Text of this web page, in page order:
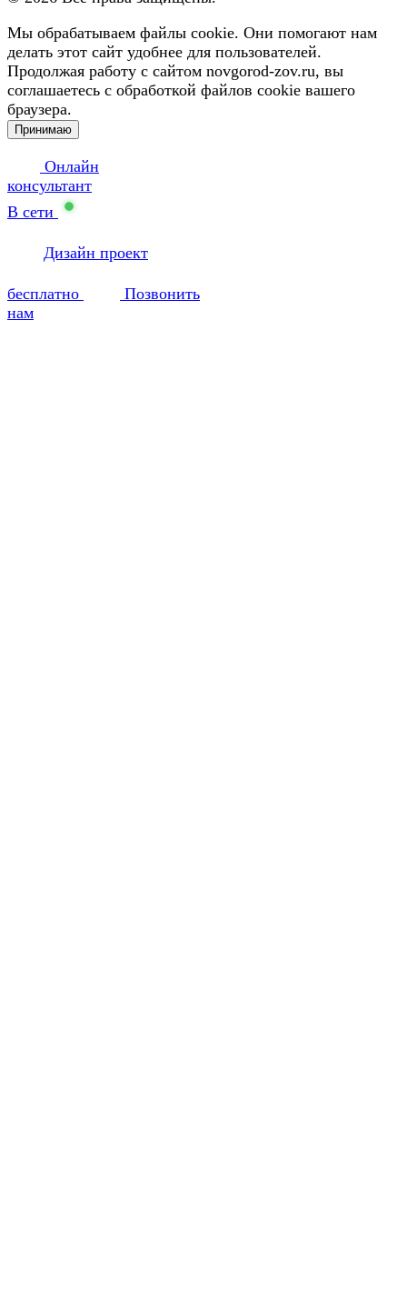
Мы обрабатываем файлы cookie. Они помогают нам
делать этот сайт удобнее для пользователей.
Продолжая работу с сайтом novgorod-zov.ru, вы
соглашаетесь с обработкой файлов cookie вашего
браузера.
Принимаю
Онлайн
консультант
В сети
Дизайн проект
бесплатно
Позвонить
нам